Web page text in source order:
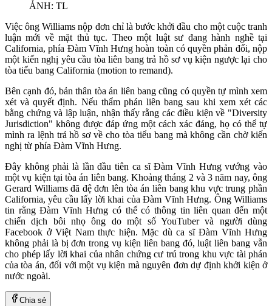
ẢNH: TL
Việc ông Williams nộp đơn chỉ là bước khởi đầu cho một cuộc tranh
luận mới về mặt thủ tục. Theo một luật sư đang hành nghề tại
California, phía Đàm Vĩnh Hưng hoàn toàn có quyền phản đối, nộp
một kiến nghị yêu cầu tòa liên bang trả hồ sơ vụ kiện ngược lại cho
tòa tiểu bang California (motion to remand).
Bên cạnh đó, bản thân tòa án liên bang cũng có quyền tự mình xem
xét và quyết định. Nếu thẩm phán liên bang sau khi xem xét các
bằng chứng và lập luận, nhận thấy rằng các điều kiện về "Diversity
Jurisdiction" không được đáp ứng một cách xác đáng, họ có thể tự
mình ra lệnh trả hồ sơ về cho tòa tiểu bang mà không cần chờ kiến
nghị từ phía Đàm Vĩnh Hưng.
Đây không phải là lần đầu tiên ca sĩ Đàm Vĩnh Hưng vướng vào
một vụ kiện tại tòa án liên bang. Khoảng tháng 2 và 3 năm nay, ông
Gerard Williams đã đệ đơn lên tòa án liên bang khu vực trung phần
California, yêu cầu lấy lời khai của Đàm Vĩnh Hưng. Ông Williams
tin rằng Đàm Vĩnh Hưng có thể có thông tin liên quan đến một
chiến dịch bôi nhọ ông do một số YouTuber và người dùng
Facebook ở Việt Nam thực hiện. Mặc dù ca sĩ Đàm Vĩnh Hưng
không phải là bị đơn trong vụ kiện liên bang đó, luật liên bang vẫn
cho phép lấy lời khai của nhân chứng cư trú trong khu vực tài phán
của tòa án, đối với một vụ kiện mà nguyên đơn dự định khởi kiện ở
nước ngoài.
Chia sẻ